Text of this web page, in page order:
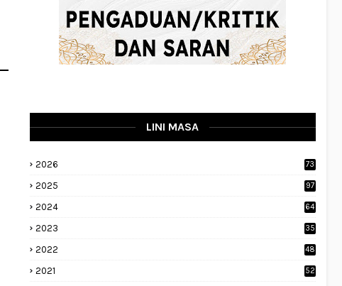
LINI MASA
2026 73
2025 97
2024 64
2023
35
2022
48
2021 52